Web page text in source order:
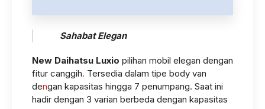
Sahabat Elegan
New Daihatsu Luxio pilihan mobil elegan dengan
fitur canggih. Tersedia dalam tipe body van
dengan kapasitas hingga 7 penumpang. Saat ini
hadir dengan 3 varian berbeda dengan kapasitas